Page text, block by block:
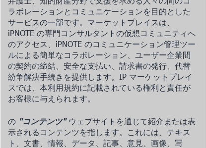
ラボレーションとコミュニケーションを目的とした
サービスの一部です。マーケットプレイスは、
iPNOTE の専門コンサルタントの仮想コミュニティへ
のアクセス、iPNOTE のコミュニケーション管理ツー
ルによる簡単なコラボレーション、ユーザー企業間
の契約の締結、安全な支払い、請求書の発行、代替
紛争解決手続きを提供します。IP マーケットプレイ
スでは、本利用規約に記載されている権利と責任が
お客様に与えられます。
の "コンテンツ"ウェブサイトを通じて紹介または表
示されるコンテンツを指します。これには、テキス
ト、文書、情報、データ、記事、意見、画像、写